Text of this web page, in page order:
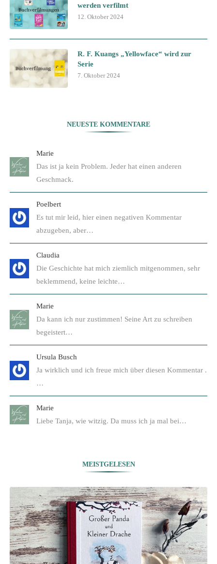
werden verfilmt
12. Oktober 2024
R. F. Kuangs „Yellowface“ wird zur
Serie
7. Oktober 2024
NEUESTE KOMMENTARE
Marie
Das ist ja kein Problem. Jeder hat einen anderen
Geschmack.
Poelbert
Es tut mir leid, hier einen negativen Kommentar
abzugeben, aber…
Claudia
Die Geschichte hat mich ziemlich mitgenommen, sehr
beklemmend, keine leichte…
Marie
Da kann ich nur zustimmen! Seine Art zu schreiben
begeistert…
Ursula Busch
Ja wirklich und ich freue mich über diesen Kommentar .
…
Marie
Liebe Tanja, wie witzig. Da muss ich ja mal bei…
MEISTGELESEN